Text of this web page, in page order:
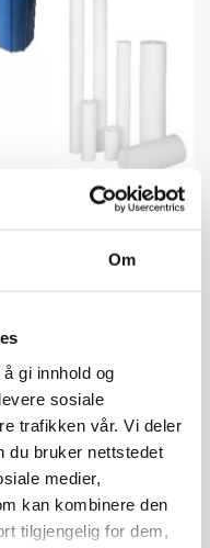
Om
gi innhold og
sosiale
trafikken vår. Vi deler
du bruker nettstedet
medier,
kan kombinere den
tilgjengelig for dem,